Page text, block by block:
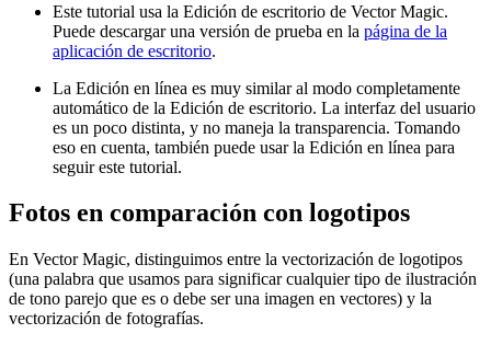
Este tutorial usa la Edición de escritorio de Vector Magic.
Puede descargar una versión de prueba en la página de la
aplicación de escritorio.
La Edición en línea es muy similar al modo completamente
automático de la Edición de escritorio. La interfaz del usuario
es un poco distinta, y no maneja la transparencia. Tomando
eso en cuenta, también puede usar la Edición en línea para
seguir este tutorial.
Fotos en comparación con logotipos
En Vector Magic, distinguimos entre la vectorización de logotipos
(una palabra que usamos para significar cualquier tipo de ilustración
de tono parejo que es o debe ser una imagen en vectores) y la
vectorización de fotografías.